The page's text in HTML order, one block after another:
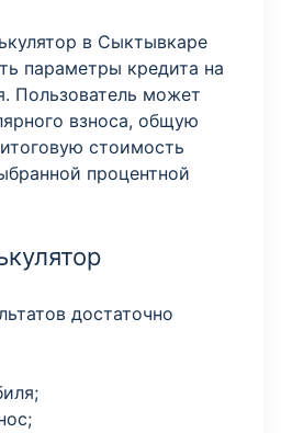
в Сыктывкаре
параметры кредита на
Пользователь может
взноса, общую
стоимость
процентной
достаточно